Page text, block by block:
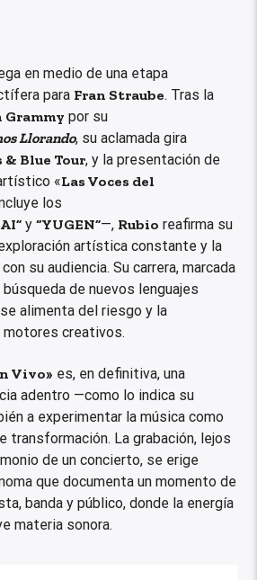
en medio de una etapa
para Fran Straube. Tras la
por su
Llorando, su aclamada gira
& Blue Tour, y la presentación de
«Las Voces del
los
y“YUGEN”—, Rubio reafirma su
artística constante y la
su audiencia. Su carrera, marcada
de nuevos lenguajes
alimenta del riesgo y la
motores creativos.
Vivo» es, en definitiva, una
adentro —como lo indica su
a experimentar la música como
transformación. La grabación, lejos
de un concierto, se erige
que documenta un momento de
banda y público, donde la energía
materia sonora.